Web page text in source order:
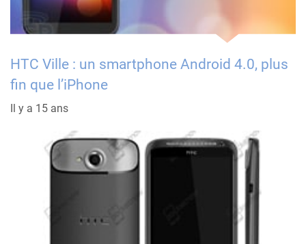
HTC Ville : un smartphone Android 4.0, plus
fin que l’iPhone
Il y a 15 ans